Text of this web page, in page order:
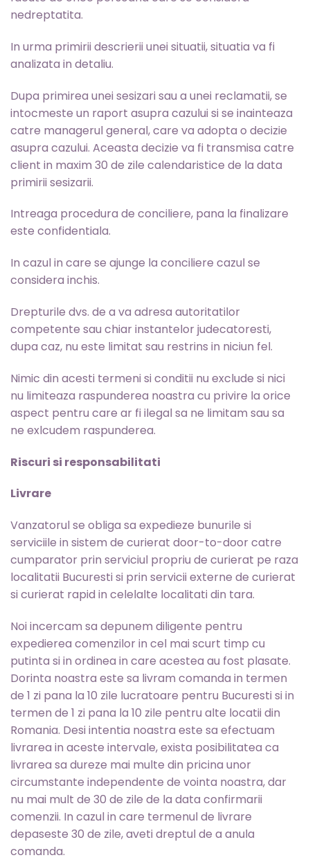
nedreptatita.
In urma primirii descrierii unei situatii, situatia va fi
analizata in detaliu.
Dupa primirea unei sesizari sau a unei reclamatii, se
intocmeste un raport asupra cazului si se inainteaza
catre managerul general, care va adopta o decizie
asupra cazului. Aceasta decizie va fi transmisa catre
client in maxim 30 de zile calendaristice de la data
primirii sesizarii.
Intreaga procedura de conciliere, pana la finalizare
este confidentiala.
In cazul in care se ajunge la conciliere cazul se
considera inchis.
Drepturile dvs. de a va adresa autoritatilor
competente sau chiar instantelor judecatoresti,
dupa caz, nu este limitat sau restrins in niciun fel.
Nimic din acesti termeni si conditii nu exclude si nici
nu limiteaza raspunderea noastra cu privire la orice
aspect pentru care ar fi ilegal sa ne limitam sau sa
ne exlcudem raspunderea.
Riscuri si responsabilitati
Livrare
Vanzatorul se obliga sa expedieze bunurile si
serviciile in sistem de curierat door-to-door catre
cumparator prin serviciul propriu de curierat pe raza
localitatii Bucuresti si prin servicii externe de curierat
si curierat rapid in celelalte localitati din tara.
Noi incercam sa depunem diligente pentru
expedierea comenzilor in cel mai scurt timp cu
putinta si in ordinea in care acestea au fost plasate.
Dorinta noastra este sa livram comanda in termen
de 1 zi pana la 10 zile lucratoare pentru Bucuresti si in
termen de 1 zi pana la 10 zile pentru alte locatii din
Romania. Desi intentia noastra este sa efectuam
livrarea in aceste intervale, exista posibilitatea ca
livrarea sa dureze mai multe din pricina unor
circumstante independente de vointa noastra, dar
nu mai mult de 30 de zile de la data confirmarii
comenzii. In cazul in care termenul de livrare
depaseste 30 de zile, aveti dreptul de a anula
comanda.